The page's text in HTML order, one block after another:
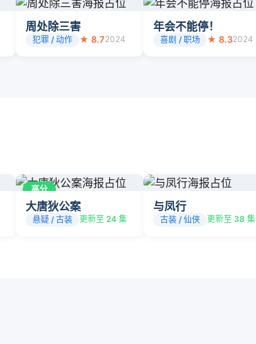
周处除三害
犯罪 / 动作 ★ 8.72024
年会不能停！
喜剧 / 职场 ★ 8.32024
高分
大唐狄公案
悬疑 / 古装 更新至 24 集
与凤行
古装 / 仙侠 更新至 38 集